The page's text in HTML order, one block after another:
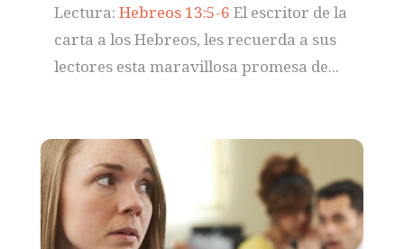
Lectura: Hebreos 13:5-6 El escritor de la
carta a los Hebreos, les recuerda a sus
lectores esta maravillosa promesa de...